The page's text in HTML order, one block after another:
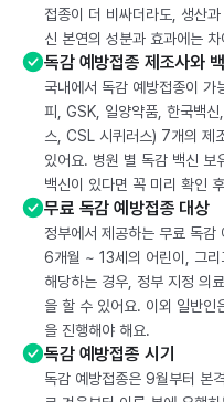
접종이 더 비싸더라도, 생산
신 본연의 성분과 효과에는
독감 예방접종 제조사와
국내에서 독감 예방접종이
피, GSK, 일양약품, 한국백
스, CSL 시퀴러스) 7개의 제
있어요. 병원 별 독감 백신 보
백신이 있다면 꼭 미리 확인
무료 독감 예방접종 대상
정부에서 제공하는 무료 독
6개월 ~ 13세의 어린이, 그리
해당하는 경우, 정부 지정 의
을 할 수 있어요. 이외 일반인
을 진행해야 해요.
독감 예방접종 시기
독감 예방접종은 9월부터 본